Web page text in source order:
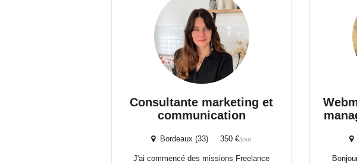
Consultante marketing et
communication
Bordeaux (33) 350 €/jour
J'ai commencé des missions Freelance